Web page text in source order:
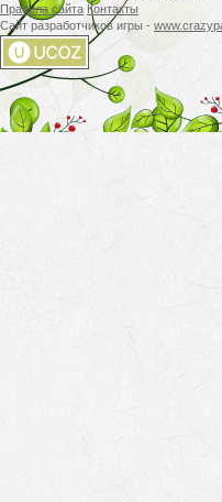
Правила сайта Контакты
Сайт разработчиков игры -